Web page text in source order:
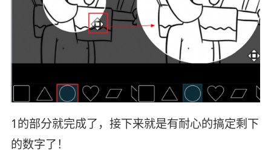
1的部分就完成了，接下来就是有耐心的搞定剩下
的数字了！